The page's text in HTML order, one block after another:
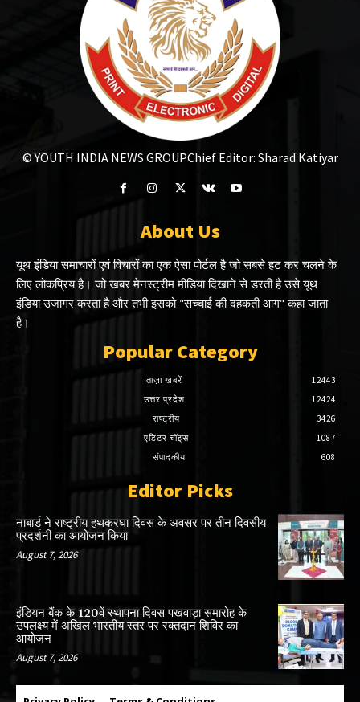
© YOUTH INDIA NEWS GROUPChief Editor: Sharad Katiyar
About Us
यूथ इंडिया समाचारों एवं विचारों का एक ऐसा पोर्टल है जो सबसे हट कर चलने के
लिए लोकप्रिय है। जो खबर मेनस्ट्रीम मीडिया दिखाने से डरती है उसे यूथ
इंडिया उजागर करता है और तभी इसको "सच्चाई की दहकती आग" कहा जाता
है।
Popular Category
ताज़ा खबरें
12443
उत्तर प्रदेश
12424
राष्ट्रीय
3426
एडिटर चॉइस
1087
संपादकीय
608
Editor Picks
नाबार्ड ने राष्ट्रीय हथकरघा दिवस के अवसर पर तीन दिवसीय
प्रदर्शनी का आयोजन किया
August 7, 2026
इंडियन बैंक के 120वें स्थापना दिवस पखवाड़ा समारोह के
उपलक्ष्य में अखिल भारतीय स्तर पर रक्तदान शिविर का
आयोजन
August 7, 2026